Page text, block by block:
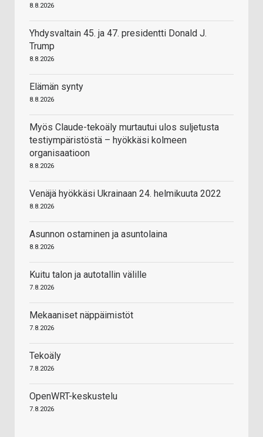
8.8.2026
Yhdysvaltain 45. ja 47. presidentti Donald J.
Trump
8.8.2026
Elämän synty
8.8.2026
Myös Claude-tekoäly murtautui ulos suljetusta
testiympäristöstä – hyökkäsi kolmeen
organisaatioon
8.8.2026
Venäjä hyökkäsi Ukrainaan 24. helmikuuta 2022
8.8.2026
Asunnon ostaminen ja asuntolaina
8.8.2026
Kuitu talon ja autotallin välille
7.8.2026
Mekaaniset näppäimistöt
7.8.2026
Tekoäly
7.8.2026
OpenWRT-keskustelu
7.8.2026